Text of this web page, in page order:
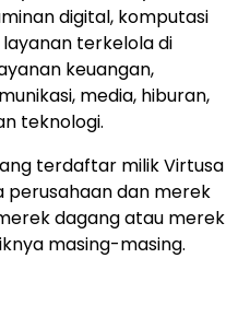
digital, komputasi
terkelola di
keuangan,
media, hiburan,
teknologi.
terdaftar milik Virtusa
perusahaan dan merek
dagang atau merek
masing-masing.